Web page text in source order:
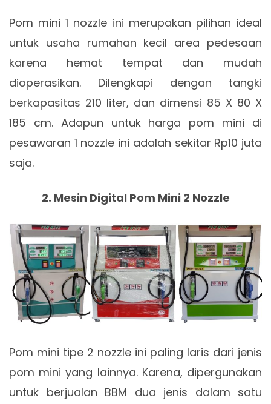
Pom mini 1 nozzle ini merupakan pilihan ideal
untuk usaha rumahan kecil area pedesaan
karena hemat tempat dan mudah
dioperasikan. Dilengkapi dengan tangki
berkapasitas 210 liter, dan dimensi 85 X 80 X
185 cm. Adapun untuk harga pom mini di
pesawaran 1 nozzle ini adalah sekitar Rp10 juta
saja.
2. Mesin Digital Pom Mini 2 Nozzle
Pom mini tipe 2 nozzle ini paling laris dari jenis
pom mini yang lainnya. Karena, dipergunakan
untuk berjualan BBM dua jenis dalam satu